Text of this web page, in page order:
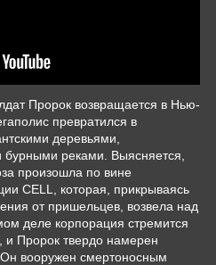
Пророк возвращается в Нью-
превратился в
деревьями,
реками. Выясняется,
произошла по вине
CELL, которая, прикрываясь
от пришельцев, возвела над
деле корпорация стремится
и Пророк твердо намерен
вооружен смертоносным